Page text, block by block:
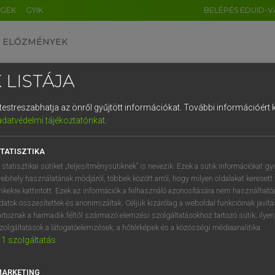
GYIK BELÉPÉS EDUID-
ELŐZMÉNYEK
műszaki szótár
VAN ELŐFIZETÉSED?
megtekintéséhez.
LISTÁJA
az önről gyűjtött információkat. További információért
tájékoztatónkat.
statisztikai sütiket „teljesítménysütiknek” is nevezik. Ezek a sütik információkat
használatának módjáról, többek között arról, hogy milyen oldalakat keresett
kattintott. Ezek az információk a felhasználó azonosítására nem
összesítettek és anonimizáltak. Céljuk kizárólag a weboldal funkcióinak
a harmadik féltől származó elemzési szolgáltatásokhoz tartozó sütik;
a látogatóelemzések, a hőtérképek és a közösségi médiaanalitika.
1 szolgáltatás
DE CN FR ES IT NL
1 2 3 4 5 6 7 8 9
q w e r t z u i
a s d f g h j k l é
í y x c v b n m , .